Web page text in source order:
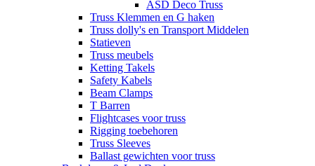
ASD Deco Truss
Truss Klemmen en G haken
Truss dolly's en Transport Middelen
Statieven
Truss meubels
Ketting Takels
Safety Kabels
Beam Clamps
T Barren
Flightcases voor truss
Rigging toebehoren
Truss Sleeves
Ballast gewichten voor truss